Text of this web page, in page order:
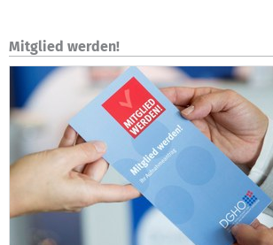
Mitglied werden!